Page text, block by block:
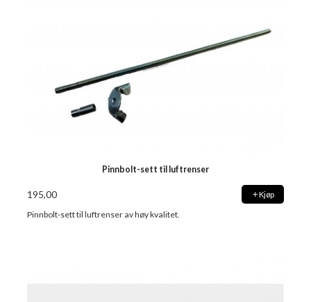
Pinnbolt-sett til luftrenser
195,00 Kjøp
Pinnbolt-sett til luftrenser av høy kvalitet.